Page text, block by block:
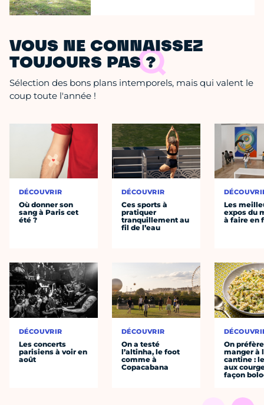
VOUS NE CONNAISSEZ
TOUJOURS PAS ?
Sélection des bons plans intemporels, mais qui valent le
coup toute l'année !
DÉCOUVRIR
Où donner son
sang à Paris cet
été ?
DÉCOUVRIR
Les concerts
parisiens à voir en
août
DÉCOUVRIR
Ces sports à
pratiquer
tranquillement au
fil de l’eau
DÉCOUVRIR
On a testé
l’altinha, le foot
comme à
Copacabana
Les
expos du
à faire en
On préfère
manger à
cantine :
aux
façon